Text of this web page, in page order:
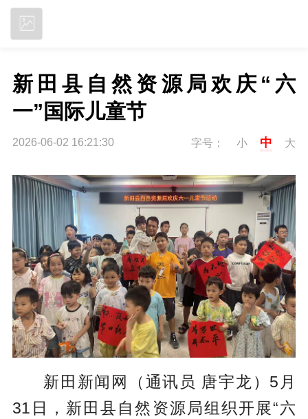
新田县自然资源局欢庆“六
一”国际儿童节
2026-06-02 16:21:30 字号： 小 中 大
新田新闻网（通讯员 唐宇龙）5月
31日，新田县自然资源局组织开展“六